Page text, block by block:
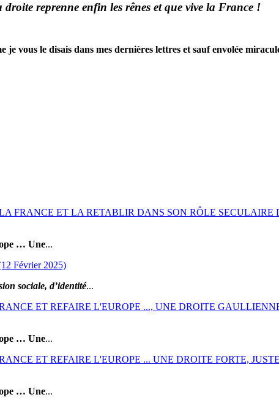
reprenne enfin les rênes et que vive la France !
vous le disais dans mes dernières lettres et sauf envolée
FRANCE ET LA RETABLIR DANS SON RÔLE SECULAIRE
… Une...
Février 2025)
sociale, d’identité...
ET REFAIRE L'EUROPE ..., UNE DROITE
… Une...
ET REFAIRE L'EUROPE ... UNE DROITE FORTE,
… Une...